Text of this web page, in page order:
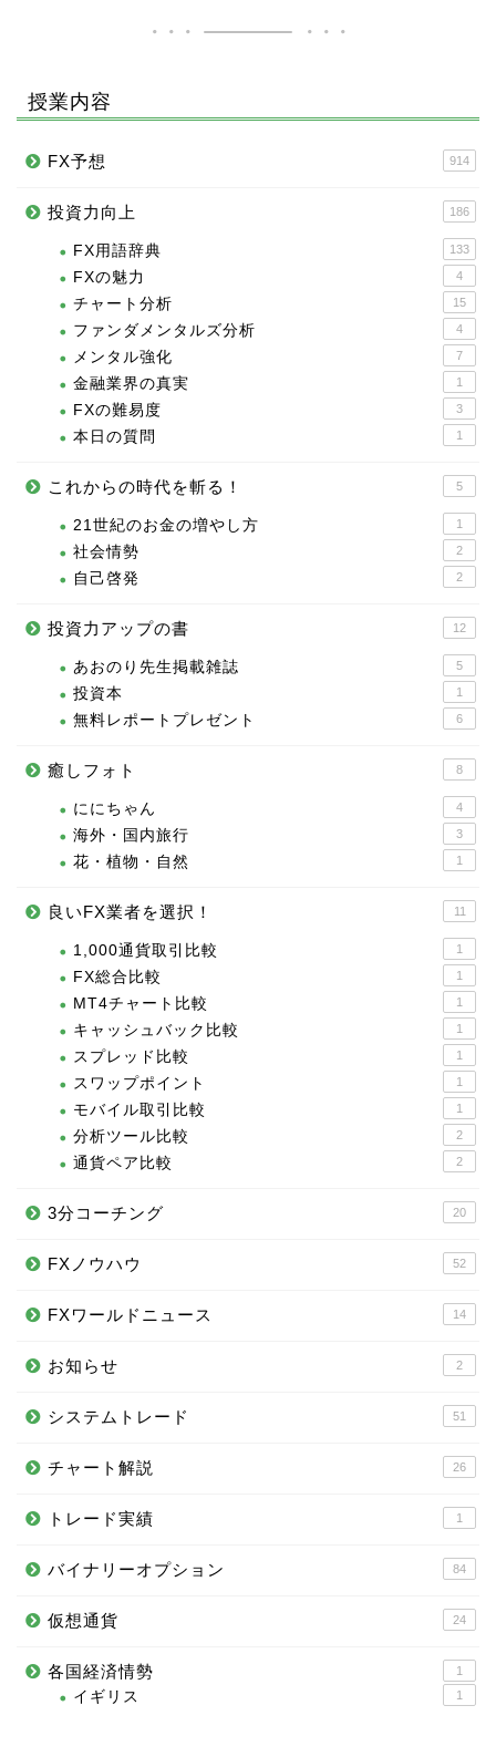
授業内容
FX予想 914
投資力向上 186
FX用語辞典 133
FXの魅力 4
チャート分析 15
ファンダメンタルズ分析 4
メンタル強化 7
金融業界の真実 1
FXの難易度 3
本日の質問 1
これからの時代を斬る！ 5
21世紀のお金の増やし方 1
社会情勢 2
自己啓発 2
投資力アップの書 12
あおのり先生掲載雑誌 5
投資本 1
無料レポートプレゼント 6
癒しフォト 8
ににちゃん 4
海外・国内旅行 3
花・植物・自然 1
良いFX業者を選択！ 11
1,000通貨取引比較 1
FX総合比較 1
MT4チャート比較 1
キャッシュバック比較 1
スプレッド比較 1
スワップポイント 1
モバイル取引比較 1
分析ツール比較 2
通貨ペア比較 2
3分コーチング 20
FXノウハウ 52
FXワールドニュース 14
お知らせ 2
システムトレード 51
チャート解説 26
トレード実績 1
バイナリーオプション 84
仮想通貨 24
各国経済情勢 1
イギリス 1